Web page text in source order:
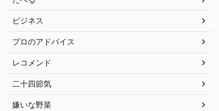
ビジネス
プロのアドバイス
レコメンド
二十四節気
嫌いな野菜